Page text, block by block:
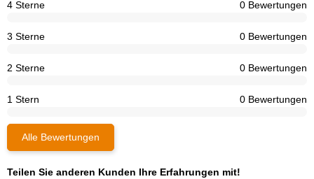
4 Sterne 0 Bewertungen
3 Sterne 0 Bewertungen
2 Sterne 0 Bewertungen
1 Stern 0 Bewertungen
Alle Bewertungen
Teilen Sie anderen Kunden Ihre Erfahrungen mit!